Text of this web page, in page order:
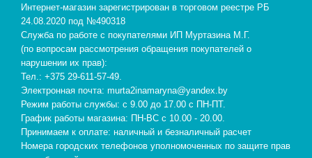
Интернет-магазин зарегистрирован в торговом реестре РБ
24.08.2020 под №490318
Служба по работе с покупателями ИП Муртазина М.Г.
(по вопросам рассмотрения обращения покупателей о
нарушении их прав):
Тел.: +375 29-611-57-49.
Электронная почта: murta2inamaryna@yandex.by
Режим работы службы: с 9.00 до 17.00 с ПН-ПТ.
График работы магазина: ПН-ВС с 10.00 - 20.00.
Принимаем к оплате: наличный и безналичный расчет
Номера городских телефонов уполномоченных по защите прав